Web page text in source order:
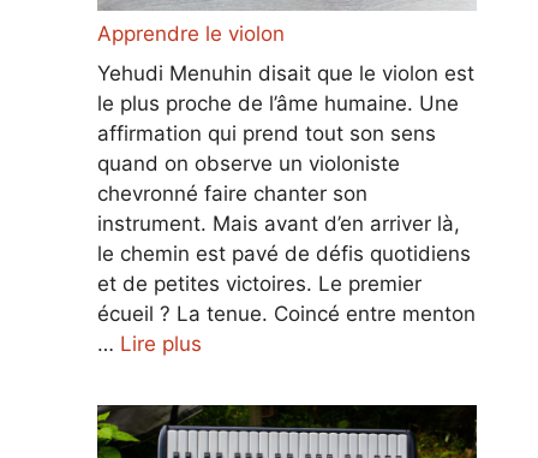
Apprendre le violon
Yehudi Menuhin disait que le violon est
le plus proche de l’âme humaine. Une
affirmation qui prend tout son sens
quand on observe un violoniste
chevronné faire chanter son
instrument. Mais avant d’en arriver là,
le chemin est pavé de défis quotidiens
et de petites victoires. Le premier
écueil ? La tenue. Coincé entre menton
… Lire plus